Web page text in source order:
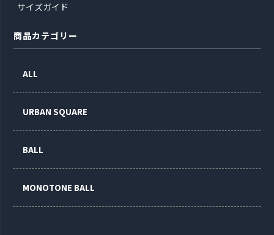
サイズガイド
商品カテゴリー
ALL
URBAN SQUARE
BALL
MONOTONE BALL